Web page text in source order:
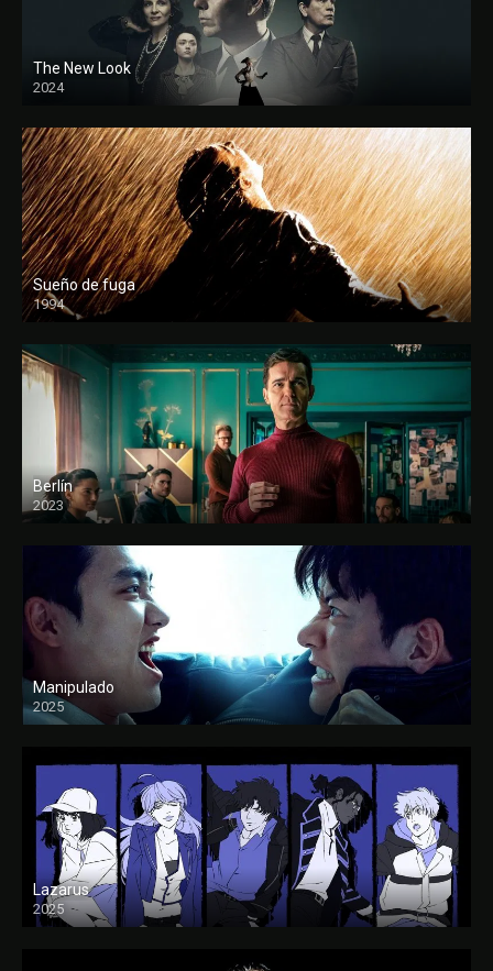
The New Look
2024
Sueño de fuga
1994
FULL HD
Berlín
2023
Manipulado
2025
Lazarus
2025